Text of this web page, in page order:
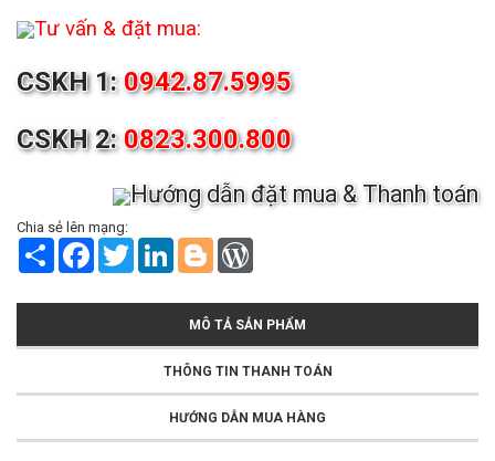
Tư vấn & đặt mua:
CSKH 1:0942.87.5995
CSKH 2:0823.300.800
Hướng dẫn đặt mua & Thanh toán
Chia sẻ lên mạng:
S
r
F
e
o
T
t
r
L
k
I
n
B
g
g
e
r
d
P
r
e
s
MÔ TẢ SẢN PHẨM
THÔNG TIN THANH TOÁN
HƯỚNG DẪN MUA HÀNG